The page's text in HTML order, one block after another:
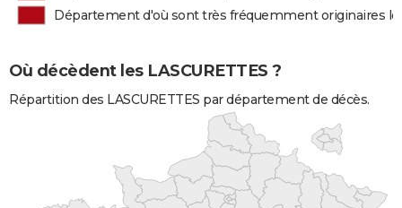
Département d'où sont très fréquemment originaires
Où décèdent les LASCURETTES ?
Répartition des LASCURETTES par département de décès.